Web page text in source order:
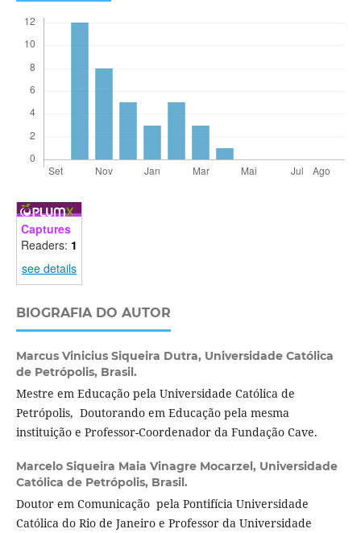
Captures
Readers: 1
see details
BIOGRAFIA DO AUTOR
Marcus Vinicius Siqueira Dutra, Universidade Católica
de Petrópolis, Brasil.
Mestre em Educação pela Universidade Católica de
Petrópolis, Doutorando em Educação pela mesma
instituição e Professor-Coordenador da Fundação Cave.
Marcelo Siqueira Maia Vinagre Mocarzel, Universidade
Católica de Petrópolis, Brasil.
Doutor em Comunicação pela Pontifícia Universidade
Católica do Rio de Janeiro e Professor da Universidade